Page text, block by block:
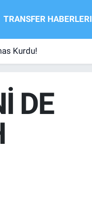
TRANSFER HABERLERI
Kurdu!
DE